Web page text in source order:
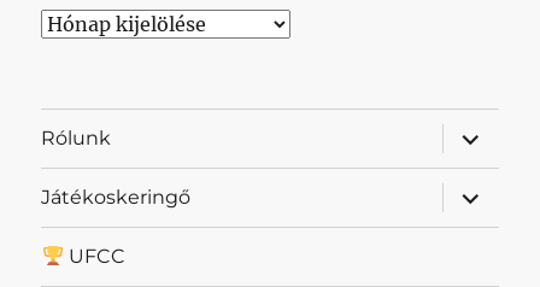
Archívum
Rólunk
almenü
Játékoskeringő
almenü
UFCC